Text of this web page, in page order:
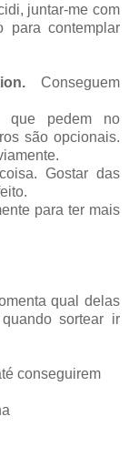
juntar-me com
para contemplar
Conseguem
que pedem no
são opcionais.
Gostar das
para ter mais
qual delas
sortear ir
conseguirem